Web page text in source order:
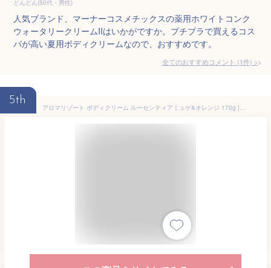
どんどん(50代・男性)
人気ブランド、マーナーコスメチックスの薬用ホワイトコンク
ウォータリークリームIIはいかがですか。プチプラで買えるコス
パが高い夏用ボディクリームなので、おすすめです。
全てのおすすめコメント (1件) >
5th
アロマリゾート ボディクリーム ルーセンティアミュゲ&オレンジ 170g | ビタミン フルーツ ホホバオイル 保湿 天然精油